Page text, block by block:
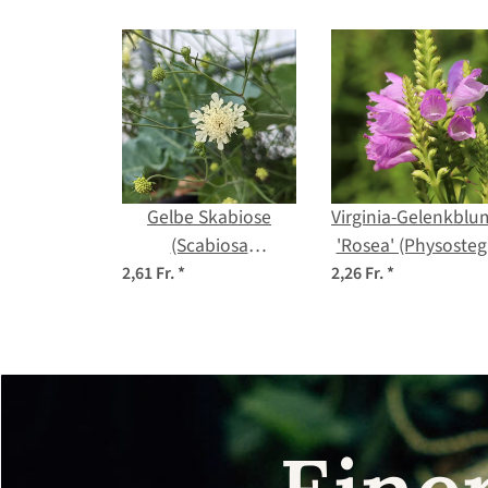
Gelbe Skabiose
(Scabiosa
ochroleuca) Samen
2,61 Fr.*
Virginia-
'Rosea'
virginiana) Samen
2,26 Fr.*